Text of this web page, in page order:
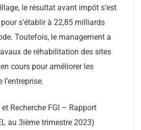
le résultat avant impôt s’est
s’établir à 22,85 milliards
Toutefois, le management a
de réhabilitation des sites
cours pour améliorer les
Recherche FGI – Rapport
au 3ième trimestre 2023)